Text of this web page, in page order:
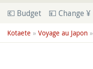
💶 Budget 💴 Change ¥
Kotaete » Voyage au Japon »